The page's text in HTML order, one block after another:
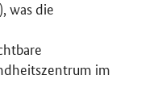
was die
im